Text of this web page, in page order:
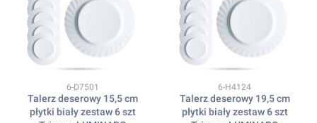
Kod produktu
6-D7501
Talerz deserowy 15,5 cm
płytki biały zestaw 6 szt
Kod produktu
6-H4124
Talerz deserowy 19,5 cm
płytki biały zestaw 6 szt